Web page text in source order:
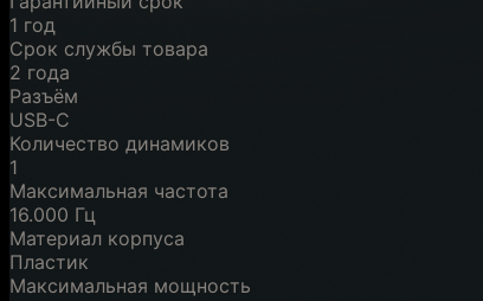
1 год
Срок службы товара
2 года
Разъём
USB-C
Количество динамиков
1
Максимальная частота
16.000 Гц
Материал корпуса
Пластик
Максимальная мощность